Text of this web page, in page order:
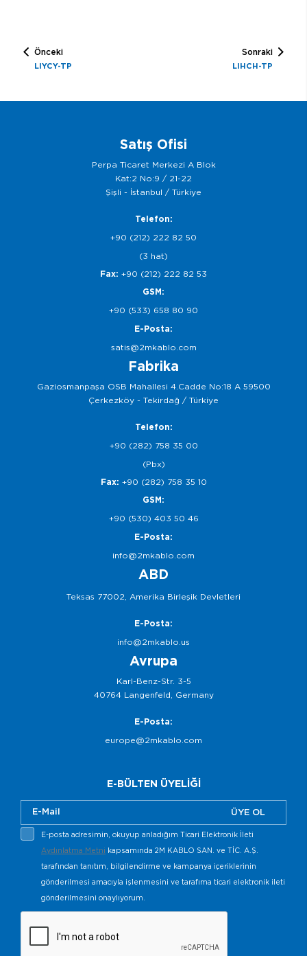
Önceki
LIYCY-TP
Sonraki
LIHCH-TP
Satış Ofisi
Perpa Ticaret Merkezi A Blok
Kat:2 No:9 / 21-22
Şişli - İstanbul / Türkiye
Telefon:
+90 (212) 222 82 50
(3 hat)
Fax: +90 (212) 222 82 53
GSM:
+90 (533) 658 80 90
E-Posta:
satis@2mkablo.com
Fabrika
Gaziosmanpaşa OSB Mahallesi 4.Cadde No:18 A 59500
Çerkezköy - Tekirdağ / Türkiye
Telefon:
+90 (282) 758 35 00
(Pbx)
Fax: +90 (282) 758 35 10
GSM:
+90 (530) 403 50 46
E-Posta:
info@2mkablo.com
ABD
Teksas 77002, Amerika Birleşik Devletleri
E-Posta:
info@2mkablo.us
Avrupa
Karl-Benz-Str. 3-5
40764 Langenfeld, Germany
E-Posta:
europe@2mkablo.com
E-BÜLTEN ÜYELİĞİ
ÜYE OL
E-posta adresimin, okuyup anladığım Ticari Elektronik İleti
Aydınlatma Metni kapsamında 2M KABLO SAN. ve TİC. A.Ş.
tarafından tanıtım, bilgilendirme ve kampanya içeriklerinin
gönderilmesi amacıyla işlenmesini ve tarafıma ticari elektronik ileti
gönderilmesini onaylıyorum.